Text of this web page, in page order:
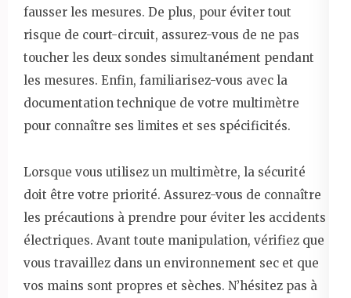
fausser les mesures. De plus, pour éviter tout
risque de court-circuit, assurez-vous de ne pas
toucher les deux sondes simultanément pendant
les mesures. Enfin, familiarisez-vous avec la
documentation technique de votre multimètre
pour connaître ses limites et ses spécificités.
Lorsque vous utilisez un multimètre, la sécurité
doit être votre priorité. Assurez-vous de connaître
les précautions à prendre pour éviter les accidents
électriques. Avant toute manipulation, vérifiez que
vous travaillez dans un environnement sec et que
vos mains sont propres et sèches. N’hésitez pas à